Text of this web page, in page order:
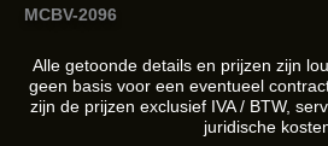
MCBV-2096
Alle getoonde details en prijzen zijn
geen basis voor een eventueel
zijn de prijzen exclusief IVA / BTW,
juridische